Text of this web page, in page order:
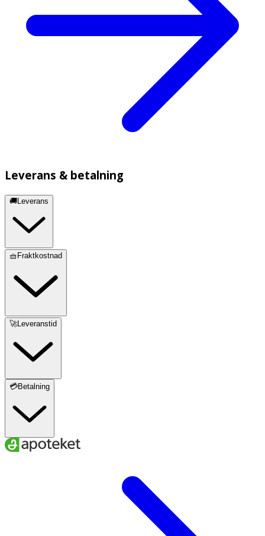
Leverans & betalning
🚚Leverans
🧺Fraktkostnad
🚀Leveranstid
💳Betalning